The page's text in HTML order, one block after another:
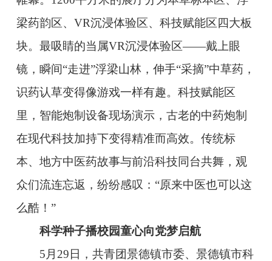
梁药韵区、VR沉浸体验区、科技赋能区四大板
块。最吸睛的当属VR沉浸体验区——戴上眼
镜，瞬间“走进”浮梁山林，伸手“采摘”中草药，
识药认草变得像游戏一样有趣。科技赋能区
里，智能炮制设备现场演示，古老的中药炮制
在现代科技加持下变得精准而高效。传统标
本、地方中医药故事与前沿科技同台共舞，观
众们流连忘返，纷纷感叹：“原来中医也可以这
么酷！”
科学种子播校园童心向党梦启航
5月29日，共青团景德镇市委、景德镇市科